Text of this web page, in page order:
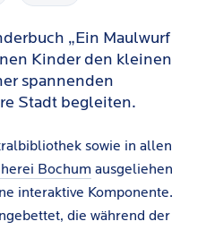
„Ein Maulwurf
Kinder den kleinen
spannenden
Stadt begleiten.
sowie in allen
Bochum ausgeliehen
interaktive Komponente.
die während der